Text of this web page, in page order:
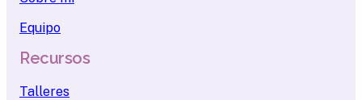
Equipo
Recursos
Talleres